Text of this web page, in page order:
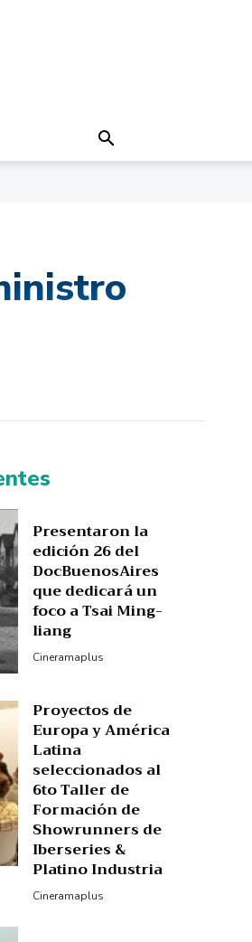
Presentaron la
edición 26 del
DocBuenosAires
que dedicará un
foco a Tsai Ming-
liang
Cineramaplus
Proyectos de
Europa y América
Latina
seleccionados al
6to Taller de
Formación de
Showrunners de
Iberseries &
Platino Industria
Cineramaplus